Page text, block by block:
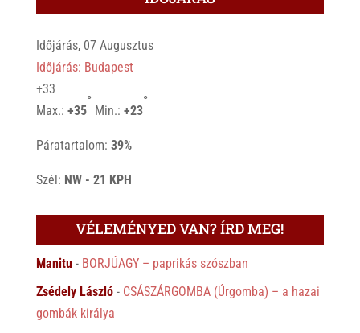
Időjárás, 07 Augusztus
Időjárás: Budapest
+33
Max.: +35
°
Min.: +23
°
Páratartalom: 39%
Szél: NW - 21 KPH
VÉLEMÉNYED VAN? ÍRD MEG!
Manitu- BORJÚAGY – paprikás szószban
Zsédely László- CSÁSZÁRGOMBA (Úrgomba) – a hazai
gombák királya